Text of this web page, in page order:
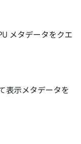
メタデータをクエ
表示メタデータを